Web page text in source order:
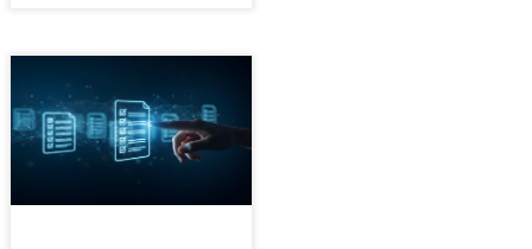
更关乎项目成败与团队
协同效能。如何从众多
软件中精准选出最适合
自身业务特点的解决方
案?我们将基于功能强
略及用户支持等关键维